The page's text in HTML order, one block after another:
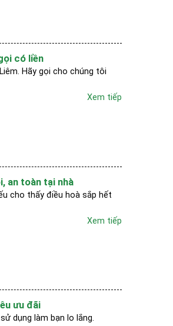
có liền
Hãy gọi cho chúng tôi
Xem tiếp
an toàn tại nhà
cho thấy điều hoà sắp hết
Xem tiếp
ưu đãi
dụng làm bạn lo lắng.